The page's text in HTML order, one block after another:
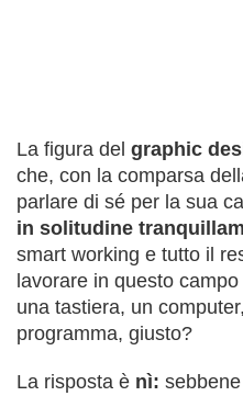
La figura del graphic
che, con la comparsa
parlare di sé per la sua
in solitudine
smart working e tutto il
lavorare in questo
una tastiera, un
programma, giusto?
La risposta è nì: